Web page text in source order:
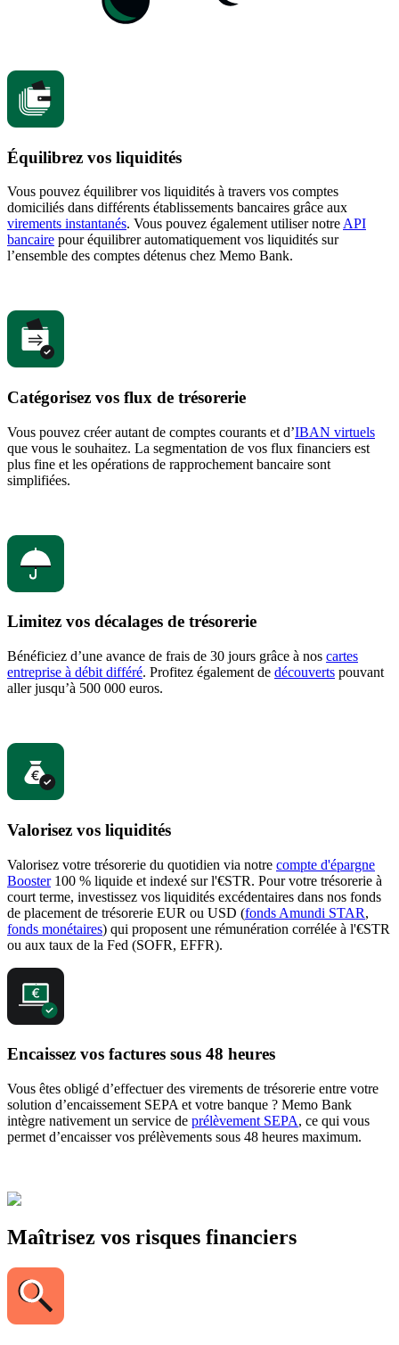
Équilibrez vos liquidités
Vous pouvez équilibrer vos liquidités à travers vos comptes
domiciliés dans différents établissements bancaires grâce aux
virements instantanés. Vous pouvez également utiliser notre API
bancaire pour équilibrer automatiquement vos liquidités sur
l’ensemble des comptes détenus chez Memo Bank.
Catégorisez vos flux de trésorerie
Vous pouvez créer autant de comptes courants et d’IBAN virtuels
que vous le souhaitez. La segmentation de vos flux financiers est
plus fine et les opérations de rapprochement bancaire sont
simplifiées.
Limitez vos décalages de trésorerie
Bénéficiez d’une avance de frais de 30 jours grâce à nos cartes
entreprise à débit différé. Profitez également de découverts pouvant
aller jusqu’à 500 000 euros.
Valorisez vos liquidités
Valorisez votre trésorerie du quotidien via notre compte d'épargne
Booster100 % liquide et indexé sur l'€STR. Pour votre trésorerie à
court terme, investissez vos liquidités excédentaires dans nos fonds
de placement de trésorerie EUR ou USD (fonds Amundi STAR,
fonds monétaires) qui proposent une rémunération corrélée à l'€STR
ou aux taux de la Fed (SOFR, EFFR).
Encaissez vos factures sous 48 heures
Vous êtes obligé d’effectuer des virements de trésorerie entre votre
solution d’encaissement SEPA et votre banque ? Memo Bank
intègre nativement un service de prélèvement SEPA, ce qui vous
permet d’encaisser vos prélèvements sous 48 heures maximum.
Maîtrisez vos risques financiers